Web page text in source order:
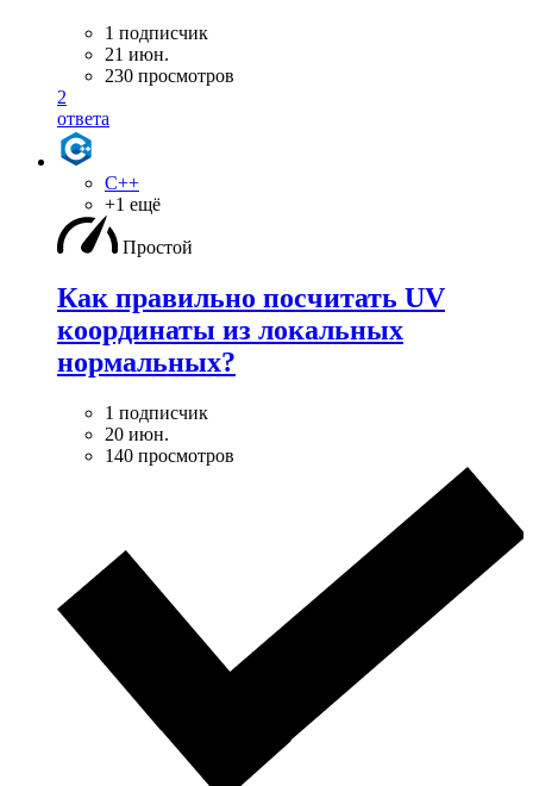
1 подписчик
21 июн.
230 просмотров
2
ответа
C++
+1 ещё
Простой
Как правильно посчитать UV
координаты из локальных
нормальных?
1 подписчик
20 июн.
140 просмотров